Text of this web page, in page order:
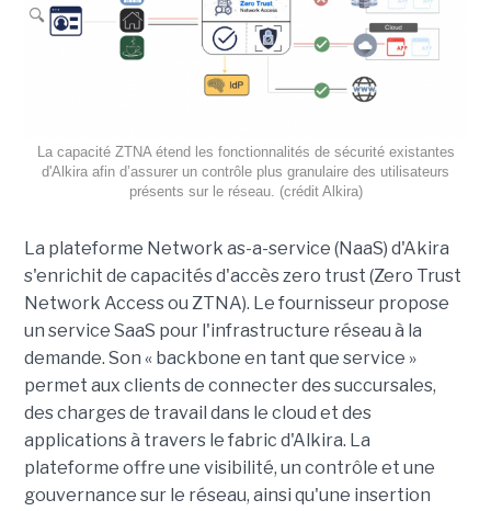
La capacité ZTNA étend les fonctionnalités de sécurité existantes
d'Alkira afin d’assurer un contrôle plus granulaire des utilisateurs
présents sur le réseau. (crédit Alkira)
La plateforme Network as-a-service (NaaS) d'Akira
s'enrichit de capacités d'accès zero trust (Zero Trust
Network Access ou ZTNA). Le fournisseur propose
un service SaaS pour l'infrastructure réseau à la
demande. Son « backbone en tant que service »
permet aux clients de connecter des succursales,
des charges de travail dans le cloud et des
applications à travers le fabric d'Alkira. La
plateforme offre une visibilité, un contrôle et une
gouvernance sur le réseau, ainsi qu'une insertion